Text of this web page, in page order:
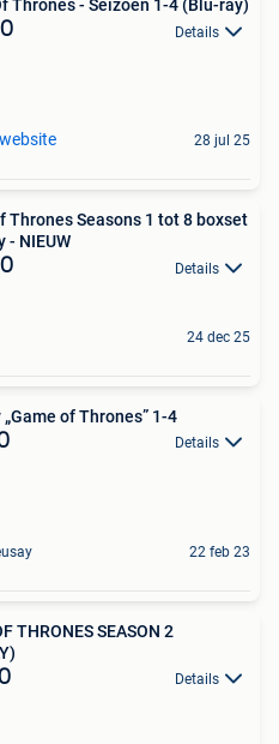
Thrones - Seizoen 1-4 (Blu-ray)
Details
28 jul 25
Thrones Seasons 1 tot 8 boxset
- NIEUW
Details
24 dec 25
„Game of Thrones” 1-4
Details
22 feb 23
THRONES SEASON 2
Details